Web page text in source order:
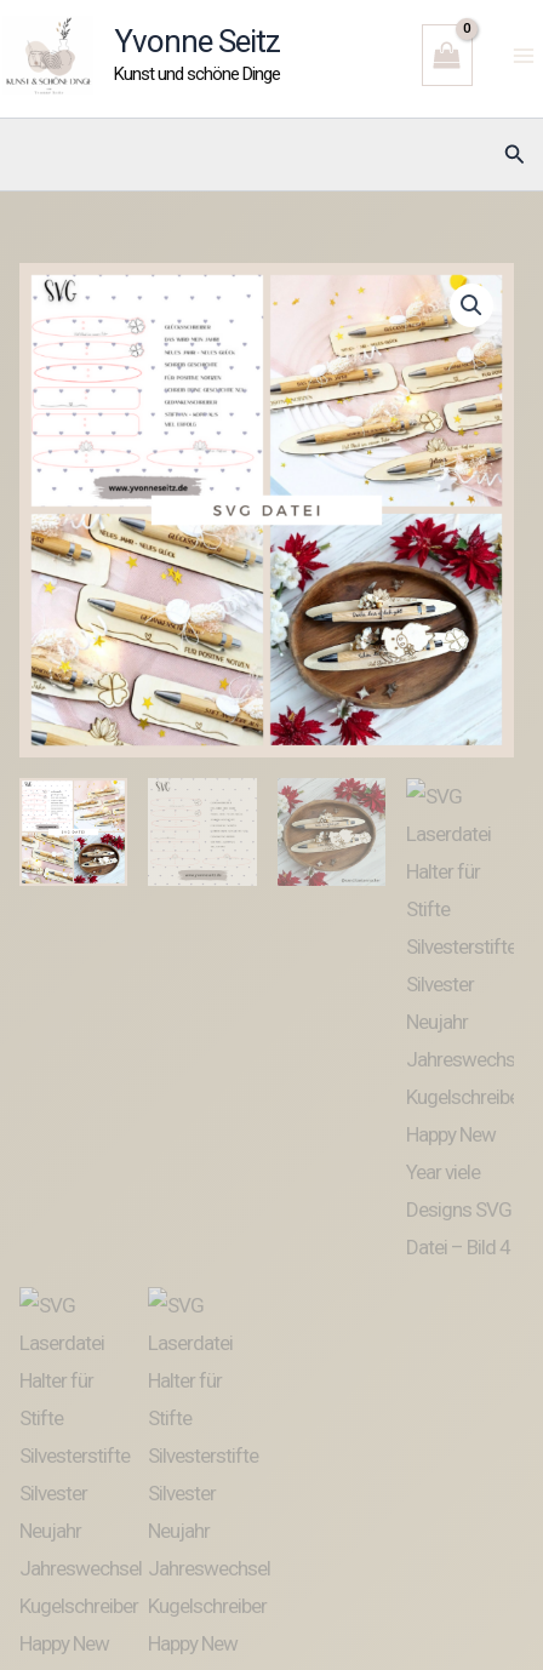
Inhalt
springen
Yvonne Seitz
Kunst und schöne Dinge